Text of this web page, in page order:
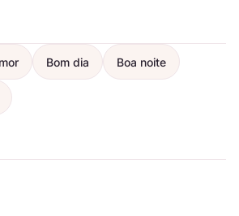
Bom dia Boa noite